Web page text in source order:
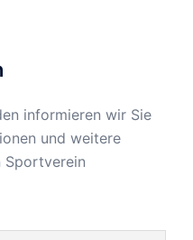
informieren wir Sie
und weitere
Sportverein